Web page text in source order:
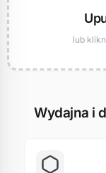
lub
Wydajna i